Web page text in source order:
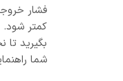
فشار
کمتر شود.
بگیرید
شما